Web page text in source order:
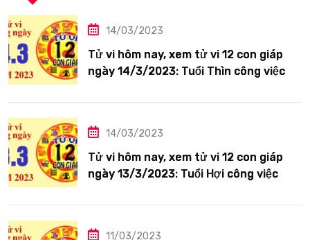
14/03/2023
Tử vi hôm nay, xem tử vi 12 con giáp
ngày 14/3/2023: Tuổi Thìn công việc
14/03/2023
Tử vi hôm nay, xem tử vi 12 con giáp
ngày 13/3/2023: Tuổi Hợi công việc
11/03/2023